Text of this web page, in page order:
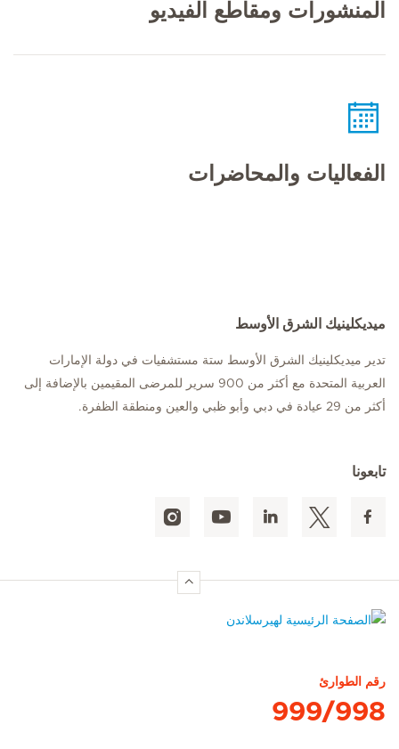
المنشورات ومقاطع الفيديو
الفعاليات والمحاضرات
ميديكلينيك الشرق الأوسط
تدير ميديكلينيك الشرق الأوسط ستة مستشفيات في دولة الإمارات
العربية المتحدة مع أكثر من 900 سرير للمرضى المقيمين بالإضافة إلى
أكثر من 29 عيادة في دبي وأبو ظبي والعين ومنطقة الظفرة.
تابعونا
رقم الطوارئ
999/998